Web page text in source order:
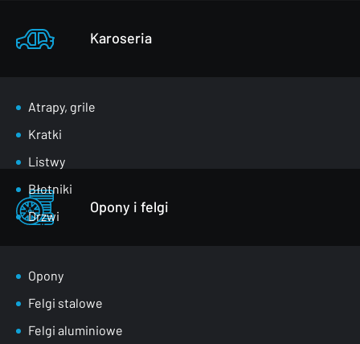
Karoseria
Atrapy, grile
Kratki
Listwy
Błotniki
Drzwi
Lusterka
Maski
Nadkola
Opony i felgi
Opony
Felgi stalowe
Felgi aluminiowe